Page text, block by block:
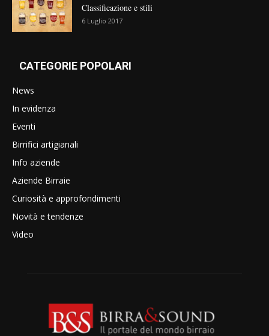
Classificazione e stili
6 Luglio 2017
CATEGORIE POPOLARI
News
In evidenza
Eventi
Birrifici artigianali
Info aziende
Aziende Birraie
Curiosità e approfondimenti
Novità e tendenze
Video